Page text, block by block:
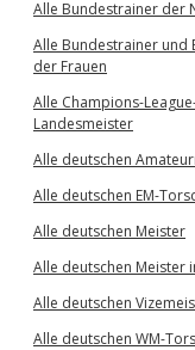
Alle Bundestrainer der
Alle Bundestrainer und
der Frauen
Alle Champions-
Landesmeister
Alle deutschen
Alle deutschen EM-
Alle deutschen Meister
Alle deutschen Meister
Alle deutschen
Alle deutschen WM-